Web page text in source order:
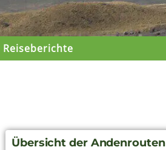
Reiseberichte
Übersicht der Andenrouten